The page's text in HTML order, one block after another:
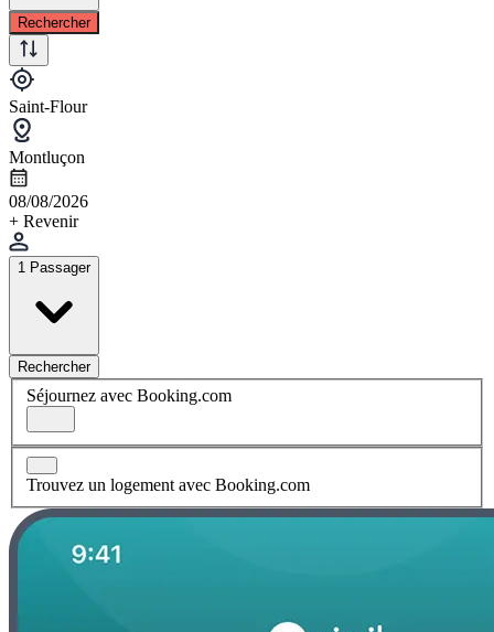
Rechercher
Saint-Flour
Montluçon
08/08/2026
+ Revenir
1 Passager
Rechercher
Séjournez avec Booking.com
Trouvez un logement avec Booking.com